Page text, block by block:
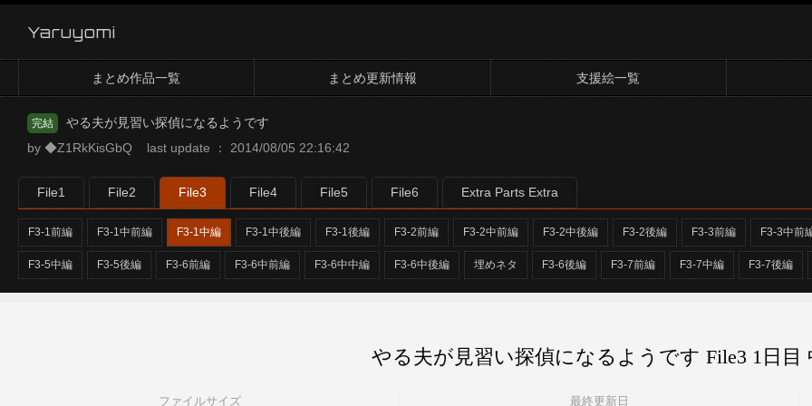
Yaruyomi
まとめ作品一覧 まとめ更新情報 支援絵一覧
完結
やる夫が見習い探偵になるようです
by ◆Z1RkKisGbQ last update ： 2014/08/05 22:16:42
File1 File2 File3 File4 File5 File6 Extra Parts Extra
F3-1前編 F3-1中前編 F3-1中編 F3-1中後編 F3-1後編 F3-2前編 F3-2中前編 F3-2中後編 F3-2後編 F3-3前編 F3-3中前
F3-5中編 F3-5後編 F3-6前編 F3-6中前編 F3-6中中編 F3-6中後編 埋めネタ F3-6後編 F3-7前編 F3-7中編 F3-7後編
ファイルサイズ 最終更新日
やる夫が見習い探偵になるようです File3 1日目